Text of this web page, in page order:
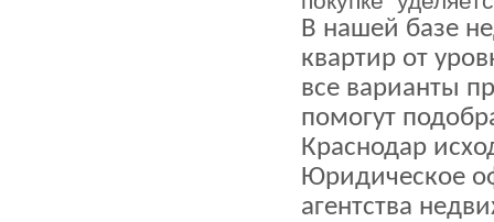
В нашей базе
квартир от
все варианты
помогут
Краснодар
Юридическое
агентства